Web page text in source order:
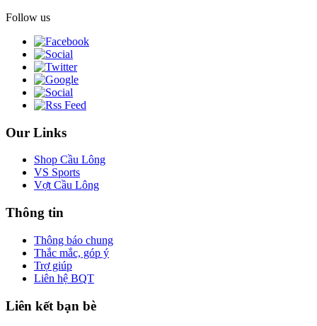
Follow us
Our Links
Shop Cầu Lông
VS Sports
Vợt Cầu Lông
Thông tin
Thông báo chung
Thắc mắc, góp ý
Trợ giúp
Liên hệ BQT
Liên kết bạn bè